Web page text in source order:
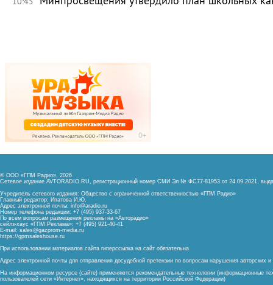
© ООО «ГПМ Радио», 2026
Сетевое издание AVTORADIO.RU, регистрационный номер СМИ Эл № ФС77-81953 от 24.09.2021,
Учредитель сетевого издания: Общество с ограниченной ответственностью «ГПМ Радио»
Главный редактор: Ипатова И.Ю.
Адрес электронной почты: info@aradio.ru
Номер телефона редакции: +7 (495) 937-33-67
По всем вопросам размещения рекламы на «Авторадио»
сейлз-хаус «ГПМ Реклама»: +7 (495) 921-40-41
E-mail: sales@gazprom-media.ru
https://gpmsaleshouse.ru
При использовании материалов сайта гиперссылка на сайт обязательна
Адрес электронной почты для отправления досудебной претензии по вопросам нарушения авторских
На информационном ресурсе (сайте) применяются рекомендательные технологии (информационные
пользователей сети «Интернет», находящихся на территории Российской Федерации)